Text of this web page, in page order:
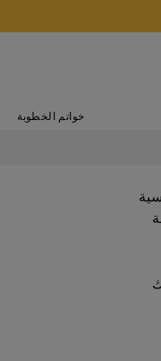
خواتم الخطوبة